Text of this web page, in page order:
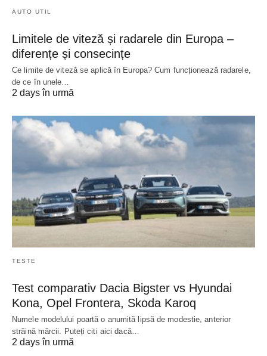
AUTO UTIL
Limitele de viteză și radarele din Europa –
diferențe și consecințe
Ce limite de viteză se aplică în Europa? Cum funcționează radarele,
de ce în unele…
2 days în urmă
TESTE
Test comparativ Dacia Bigster vs Hyundai
Kona, Opel Frontera, Skoda Karoq
Numele modelului poartă o anumită lipsă de modestie, anterior
străină mărcii. Puteți citi aici dacă…
2 days în urmă